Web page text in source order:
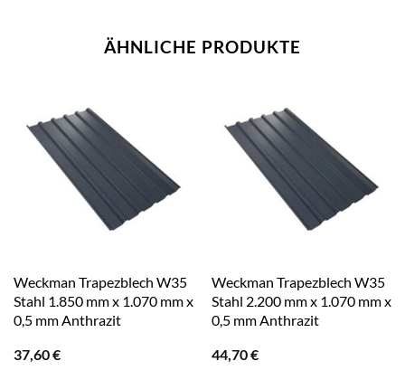
ÄHNLICHE PRODUKTE
Weckman Trapezblech W35
Stahl 1.850 mm x 1.070 mm x
0,5 mm Anthrazit
37,60€
Weckman Trapezblech W35
Stahl 2.200 mm x 1.070 mm x
0,5 mm Anthrazit
44,70€